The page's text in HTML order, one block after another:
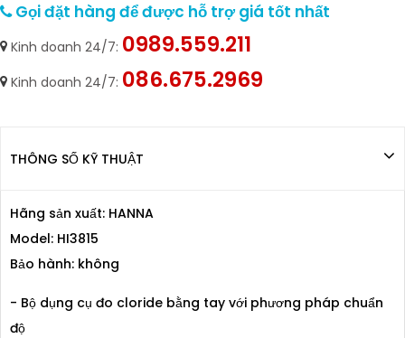
Gọi đặt hàng để được hỗ trợ giá tốt nhất
Kinh doanh 24/7: 0989.559.211
Kinh doanh 24/7: 086.675.2969
THÔNG SỐ KỸ THUẬT
Hãng sản xuất: HANNA
Model: HI3815
Bảo hành: không
- Bộ dụng cụ đo cloride bằng tay với phương pháp chuẩn
độ